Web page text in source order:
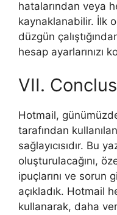
hatalarından veya
kaynaklanabilir. İlk
düzgün
hesap ayarlarınızı
VII.
Hotmail,
tarafından
sağlayıcısıdır. Bu
oluşturulacağını,
ipuçlarını ve sorun
açıkladık. Hotmail
kullanarak, daha